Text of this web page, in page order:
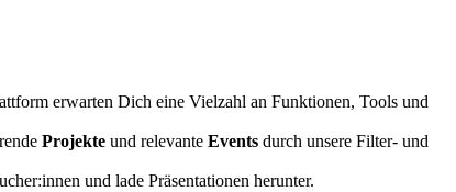
erwarten Dich eine Vielzahl an Funktionen, Tools und
Projekte und relevante Events durch unsere Filter- und
und lade Präsentationen herunter.